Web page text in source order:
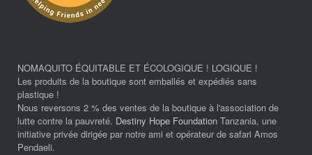
NOMAQUITO ÉQUITABLE ET ÉCOLOGIQUE ! LOGIQUE !
Les produits de la boutique sont emballés et expédiés sans
plastique !
Nous reversons 2 % des ventes de la boutique à l'association de
lutte contre la pauvreté. Destiny Hope Foundation Tanzania, une
initiative privée dirigée par notre ami et opérateur de safari Amos
Pendaeli.